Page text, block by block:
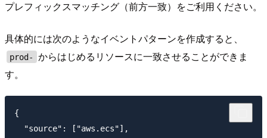
プレフィックスマッチング（前方一致）をご利用ください。
具体的には次のようなイベントパターンを作成すると、
prod-
からはじめるリソースに一致させることができま
す。
{
  "source": ["aws.ecs"],